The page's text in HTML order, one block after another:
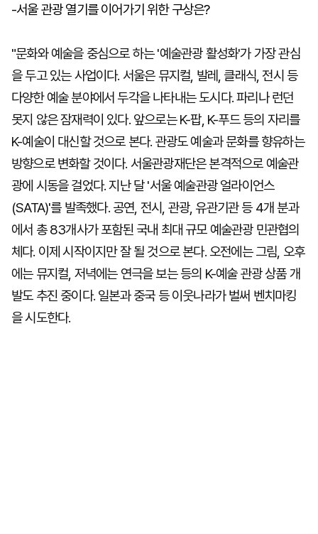
-서울 관광 열기를 이어가기 위한 구상은?
"문화와 예술을 중심으로 하는 '예술관광 활성화'가 가장 관심
을 두고 있는 사업이다. 서울은 뮤지컬, 발레, 클래식, 전시 등
다양한 예술 분야에서 두각을 나타내는 도시다. 파리나 런던
못지 않은 잠재력이 있다. 앞으로는 K-팝, K-푸드 등의 자리를
K-예술이 대신할 것으로 본다. 관광도 예술과 문화를 향유하는
방향으로 변화할 것이다. 서울관광재단은 본격적으로 예술관
광에 시동을 걸었다. 지난 달 '서울 예술관광 얼라이언스
(SATA)'를 발족했다. 공연, 전시, 관광, 유관기관 등 4개 분과
에서 총 83개사가 포함된 국내 최대 규모 예술관광 민관협의
체다. 이제 시작이지만 잘 될 것으로 본다. 오전에는 그림, 오후
에는 뮤지컬, 저녁에는 연극을 보는 등의 K-예술 관광 상품 개
발도 추진 중이다. 일본과 중국 등 이웃나라가 벌써 벤치마킹
을 시도한다.